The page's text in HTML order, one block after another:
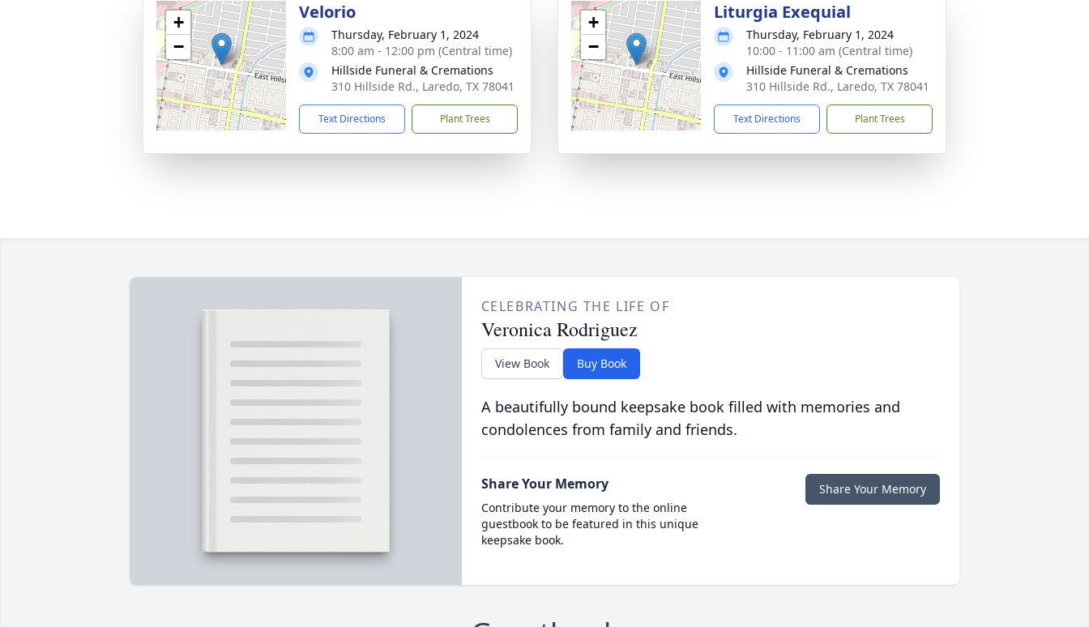
+
−
Velorio
Thursday, February 1, 2024
8:00 am - 12:00 pm (Central time)
Hillside Funeral & Cremations
310 Hillside Rd., Laredo, TX 78041
Text Directions Plant Trees
+
−
Liturgia Exequial
Thursday, February 1, 2024
10:00 - 11:00 am (Central time)
Hillside Funeral & Cremations
310 Hillside Rd., Laredo, TX 78041
Text Directions Plant Trees
CELEBRATING THE LIFE OF
Veronica Rodriguez
View Book Buy Book
A beautifully bound keepsake book filled with memories and
condolences from family and friends.
Share Your Memory
Contribute your memory to the online
guestbook to be featured in this unique
keepsake book.
Share Your Memory